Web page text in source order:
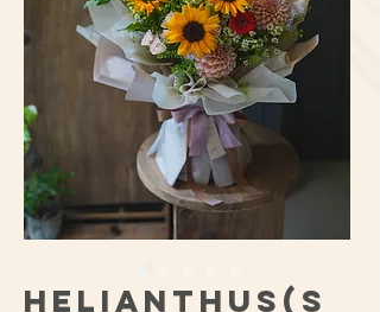
Helianthus(S